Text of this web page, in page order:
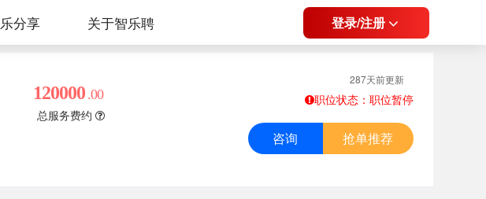
乐分享 关于智乐聘 登录/注册
120000 .00
总服务费约
287天前更新
职位状态：职位暂停
咨询 抢单推荐